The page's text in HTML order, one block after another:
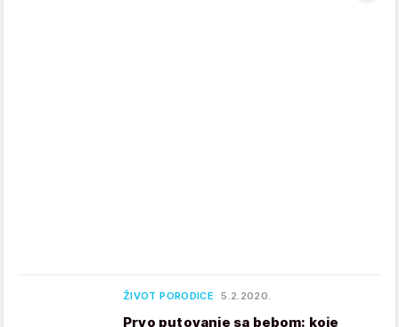
ŽIVOT PORODICE 5.2.2020.
Prvo putovanje sa bebom: koje